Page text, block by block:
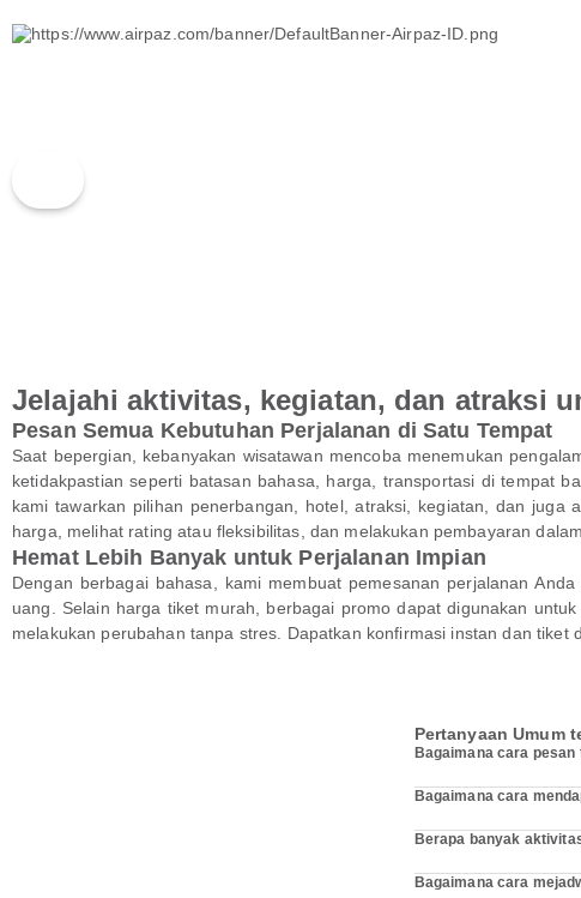
Jelajahi aktivitas, kegiatan, dan atraksi
Pesan Semua Kebutuhan Perjalanan di Satu Tempat
Saat bepergian, kebanyakan wisatawan mencoba menemukan
ketidakpastian seperti batasan bahasa, harga, transportasi di tempat
kami tawarkan pilihan penerbangan, hotel, atraksi, kegiatan, dan juga
harga, melihat rating atau fleksibilitas, dan melakukan pembayaran
Hemat Lebih Banyak untuk Perjalanan Impian
Dengan berbagai bahasa, kami membuat pemesanan perjalanan
uang. Selain harga tiket murah, berbagai promo dapat digunakan
melakukan perubahan tanpa stres. Dapatkan konfirmasi instan dan
Pertanyaan Umum
Bagaimana cara
Bagaimana cara
Berapa banyak
Bagaimana cara